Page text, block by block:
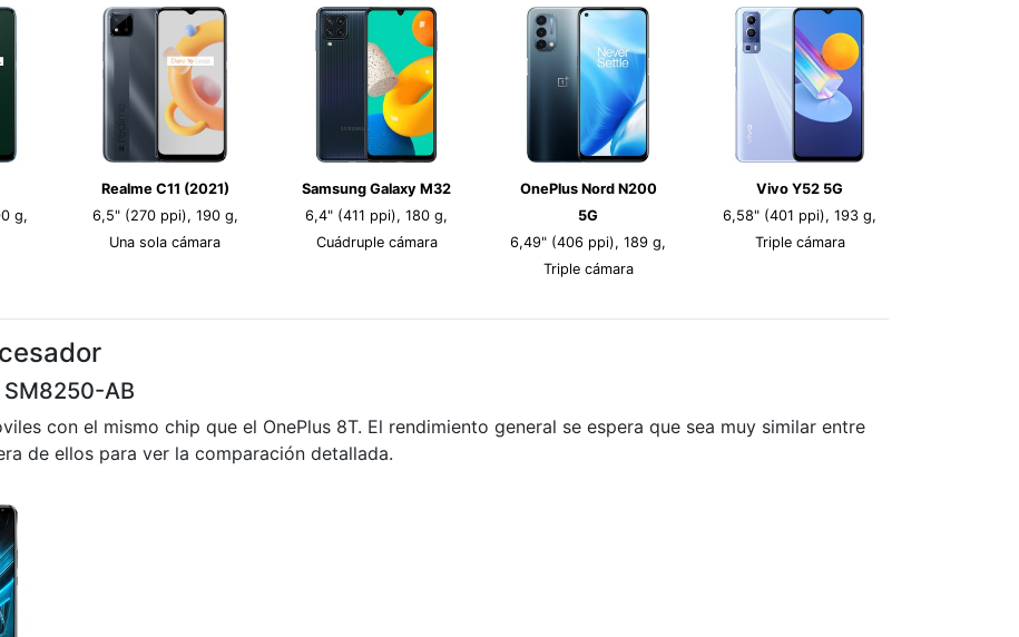
g,
Realme C11 (2021)
6,5" (270 ppi), 190 g,
Una sola cámara
Samsung Galaxy M32
6,4" (411 ppi), 180 g,
Cuádruple cámara
OnePlus Nord N200
5G
6,49" (406 ppi), 189 g,
Triple cámara
Vivo Y52 5G
6,58" (401 ppi), 193 g,
Triple cámara
AB
con el mismo chip que el OnePlus 8T. El rendimiento general se espera que sea muy similar entre
de ellos para ver la comparación detallada.